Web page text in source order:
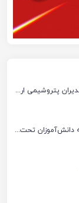
غبارروبی مزار شهدا در ماهشهر با حضور مدیران پتروشیمی اروند و مسئولان شهری
پتروشیمی اروند ۹۸۵ بسته نوشت‌افزار به دانش‌آموزان تحت پوشش کمیته امداد بندرماهشهر اهدا کرد